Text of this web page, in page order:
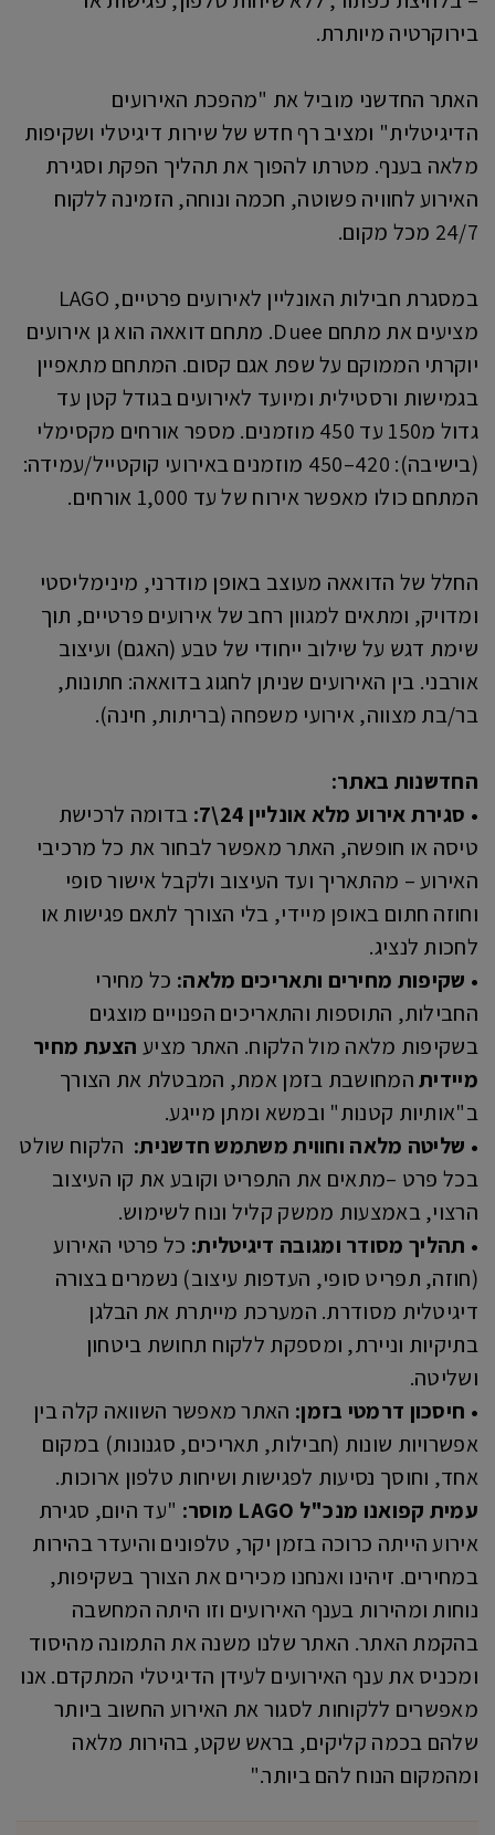
בירוקרטיה מיותרת.
האתר החדשני מוביל את "מהפכת האירועים
הדיגיטלית" ומציב רף חדש של שירות דיגיטלי ושקיפות
מלאה בענף. מטרתו להפוך את תהליך הפקת וסגירת
האירוע לחוויה פשוטה, חכמה ונוחה, הזמינה ללקוח
24/7 מכל מקום.
במסגרת חבילות האונליין לאירועים פרטיים, LAGO
מציעים את מתחם Duee. מתחם דואאה הוא גן אירועים
יוקרתי הממוקם על שפת אגם קסום. המתחם מתאפיין
בגמישות ורסטילית ומיועד לאירועים בגודל קטן עד
גדול מ150 עד 450 מוזמנים. מספר אורחים מקסימלי
(בישיבה): 420–450 מוזמנים באירועי קוקטייל/עמידה:
המתחם כולו מאפשר אירוח של עד 1,000 אורחים.
החלל של הדואאה מעוצב באופן מודרני, מינימליסטי
ומדויק, ומתאים למגוון רחב של אירועים פרטיים, תוך
שימת דגש על שילוב ייחודי של טבע (האגם) ועיצוב
אורבני. בין האירועים שניתן לחגוג בדואאה: חתונות,
בר/בת מצווה, אירועי משפחה (בריתות, חינה).
החדשנות באתר:
• סגירת אירוע מלא אונליין 24\7:
בדומה לרכישת
טיסה או חופשה, האתר מאפשר לבחור את כל מרכיבי
האירוע – מהתאריך ועד העיצוב ולקבל אישור סופי
וחוזה חתום באופן מיידי, בלי הצורך לתאם פגישות או
לחכות לנציג.
• שקיפות מחירים ותאריכים מלאה: כל מחירי
החבילות, התוספות והתאריכים הפנויים מוצגים
בשקיפות מלאה מול הלקוח. האתר מציע הצעת מחיר
מיידיתהמחושבת בזמן אמת, המבטלת את הצורך
ב"אותיות קטנות" ובמשא ומתן מייגע.
• שליטה מלאה וחווית משתמש חדשנית: הלקוח שולט
בכל פרט –מתאים את התפריט וקובע את קו העיצוב
הרצוי, באמצעות ממשק קליל ונוח לשימוש.
• תהליך מסודר ומגובה דיגיטלית: כל פרטי האירוע
(חוזה, תפריט סופי, העדפות עיצוב) נשמרים בצורה
דיגיטלית מסודרת. המערכת מייתרת את הבלגן
בתיקיות וניירת, ומספקת ללקוח תחושת ביטחון
ושליטה.
• חיסכון דרמטי בזמן: האתר מאפשר השוואה קלה בין
אפשרויות שונות (חבילות, תאריכים, סגנונות) במקום
אחד, וחוסך נסיעות לפגישות ושיחות טלפון ארוכות.
עמית קפואנו מנכ"ל LAGO מוסר:
"עד היום, סגירת
אירוע הייתה כרוכה בזמן יקר, טלפונים והיעדר בהירות
במחירים. זיהינו ואנחנו מכירים את הצורך בשקיפות,
נוחות ומהירות בענף האירועים וזו היתה המחשבה
בהקמת האתר. האתר שלנו משנה את התמונה מהיסוד
ומכניס את ענף האירועים לעידן הדיגיטלי המתקדם. אנו
מאפשרים ללקוחות לסגור את האירוע החשוב ביותר
שלהם בכמה קליקים, בראש שקט, בהירות מלאה
ומהמקום הנוח להם ביותר."